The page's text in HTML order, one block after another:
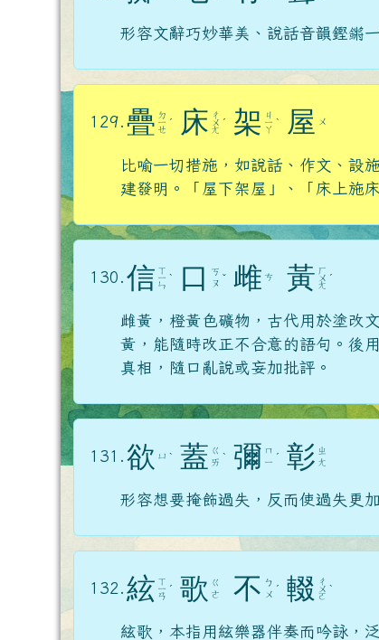
形容文辭巧妙華美、說話音韻鏗鏘一
129. 疊 ㄉ
ㄧ
ㄝ
ˊ 床 ㄔ
ㄨ
ㄤ
ˊ 架 ㄐ
ㄧ
ㄚ
ˋ 屋 ㄨ
比喻一切措施，如說話、作文、設
建發明。「屋下架屋」、「床上施
130. 信 ㄒ
ㄧ
ㄣ
ˋ 口
ㄎ
ㄡ ˇ 雌 ㄘ 黃 ㄏ
ㄨ
ㄤ
ˊ
雌黃，橙黃色礦物，古代用於塗改
黃，能隨時改正不合意的語句。後
真相，隨口亂說或妄加批評。
131. 欲 ㄩ ˋ 蓋 ㄍ
ㄞ ˋ 彌 ㄇ
ㄧ ˊ 彰 ㄓ
ㄤ
形容想要掩飾過失，反而使過失更加
132. 絃 ㄒ
ㄧ
ㄢ
ˊ 歌 ㄍ
ㄜ
不 ㄅ
ㄨ ˊ 輟 ㄔ
ㄨ
ㄛ
ˋ
絃歌，本指用絃樂器伴奏而吟詠，